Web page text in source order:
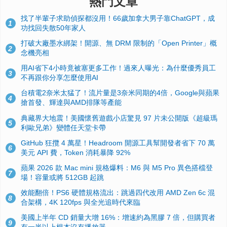
1
找了半輩子求助偵探都沒用！66歲加拿大男子靠ChatGPT，成
功找回失散50年家人
2
打破大廠墨水綁架！開源、無 DRM 限制的「Open Printer」概
念機亮相
3
用AI省下4小時竟被塞更多工作！過來人曝光：為什麼優秀員工
不再跟你分享怎麼使用AI
4
台積電2奈米太猛了！流片量是3奈米同期的4倍，Google與蘋果
搶首發、輝達與AMD排隊等產能
5
典藏界大地震！美國懷舊遊戲小店驚見 97 片未公開版《超級瑪
利歐兄弟》變體任天堂卡帶
6
GitHub 狂攬 4 萬星！Headroom 開源工具幫開發者省下 70 萬
美元 API 費，Token 消耗暴降 92%
7
蘋果 2026 款 Mac mini 規格爆料：M6 與 M5 Pro 異色搭檔登
場！容量或將 512GB 起跳
8
效能翻倍！PS6 硬體規格流出：跳過四代改用 AMD Zen 6c 混
合架構，4K 120fps 與全光追時代來臨
9
美國上半年 CD 銷量大增 16%：增速約為黑膠 7 倍，但購買者